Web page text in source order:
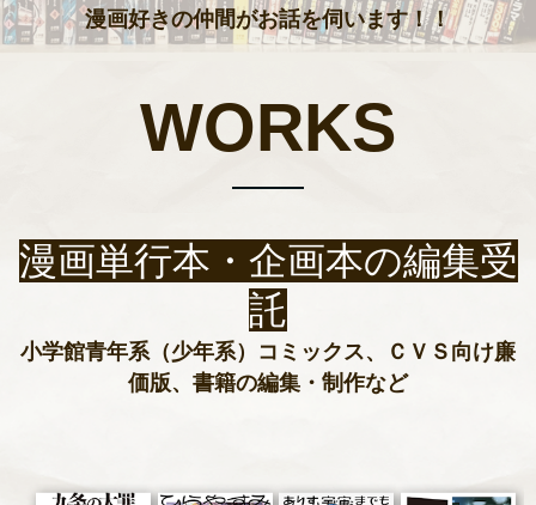
漫画好きの仲間がお話を伺います！！
WORKS
漫画単行本・企画本の編集受
託
小学館青年系（少年系）コミックス、ＣＶＳ向け廉
価版、書籍の編集・制作など